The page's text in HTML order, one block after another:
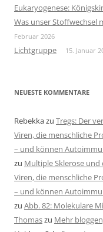
Eukaryogenese:
Was unser
Februar 2026
Lichtgruppe 15. Januar
NEUESTE KOMMENTARE
Rebekkazu Tregs: Der
Viren, die menschliche
– und können
zu Multiple Sklerose und
Viren, die menschliche
– und können
zu Abb. 82: Molekulare
Thomaszu Mehr